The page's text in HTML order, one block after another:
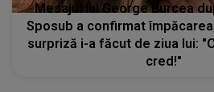
Mesajul lui George Burcea
Sposub a confirmat
surpriză i-a făcut de ziua lui:
cred!"